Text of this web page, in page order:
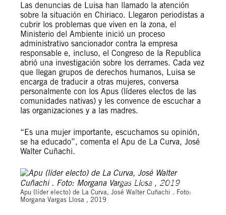
Las denuncias de Luisa han llamado la atención
sobre la situación en Chiriaco. Llegaron periodistas a
cubrir los problemas que viven en la zona, el
Ministerio del Ambiente inició un proceso
administrativo sancionador contra la empresa
responsable e, incluso, el Congreso de la Republica
abrió una investigación sobre los derrames. Cada vez
que llegan grupos de derechos humanos, Luisa se
encarga de traducir a otras mujeres, conversa
personalmente con los Apus (líderes electos de las
comunidades nativas) y les convence de escuchar a
las organizaciones y a las madres.
“Es una mujer importante, escuchamos su opinión,
se ha educado”, comenta el Apu de La Curva, José
Walter Cuñachi.
Morgana Vargas Llosa, 2019
Apu (líder electo) de La Curva, José Walter Cuñachi . Foto:
Morgana Vargas Llosa , 2019